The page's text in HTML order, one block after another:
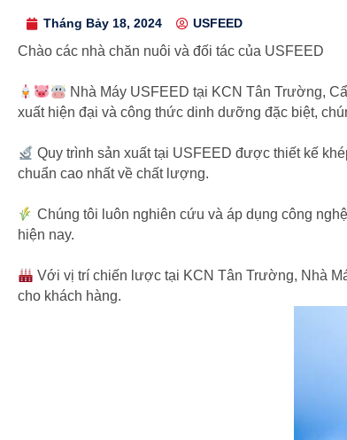
Tháng Bảy 18, 2024 USFEED
Chào các nhà chăn nuôi và đối tác của USFEED
Nhà Máy USFEED tại KCN Tân Trường,
xuất hiện đại và công thức dinh dưỡng đặc biệt,
Quy trình sản xuất tại USFEED được thiết kế
chuẩn cao nhất về chất lượng.
Chúng tôi luôn nghiên cứu và áp dụng công
hiện nay.
Với vị trí chiến lược tại KCN Tân Trường, Nhà
cho khách hàng.